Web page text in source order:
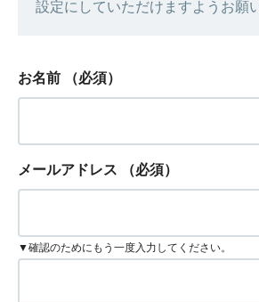
設定にしていただけますようお願
お名前 （必須）
メールアドレス （必須）
▼確認のためにもう一度入力してください。